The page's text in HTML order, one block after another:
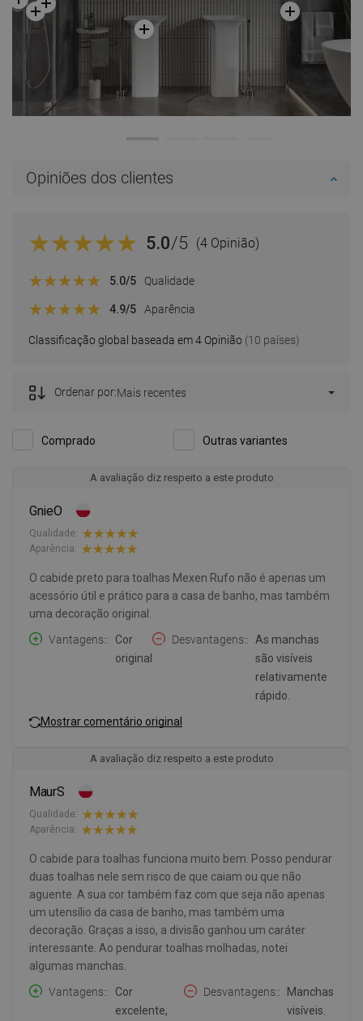
Opiniões dos clientes
5.0/5 (4 Opinião)
Classificação global baseada em 4 Opinião (10 países)
5.0/5 Qualidade
4.9/5 Aparência
Comprado Outras variantes
Ordenar por:Mais recentes
A avaliação diz respeito a este produto
GnieO
Qualidade:
Aparência:
O cabide preto para toalhas Mexen Rufo não é apenas um
acessório útil e prático para a casa de banho, mas também
uma decoração original.
Vantagens:
Cor
original
Desvantagens:
As manchas
são visíveis
relativamente
rápido.
Mostrar comentário original
A avaliação diz respeito a este produto
MaurS
Qualidade:
Aparência:
O cabide para toalhas funciona muito bem. Posso pendurar
duas toalhas nele sem risco de que caiam ou que não
aguente. A sua cor também faz com que seja não apenas
um utensílio da casa de banho, mas também uma
decoração. Graças a isso, a divisão ganhou um caráter
interessante. Ao pendurar toalhas molhadas, notei
algumas manchas.
Vantagens:
Cor
excelente,
Desvantagens:
Manchas
visíveis.